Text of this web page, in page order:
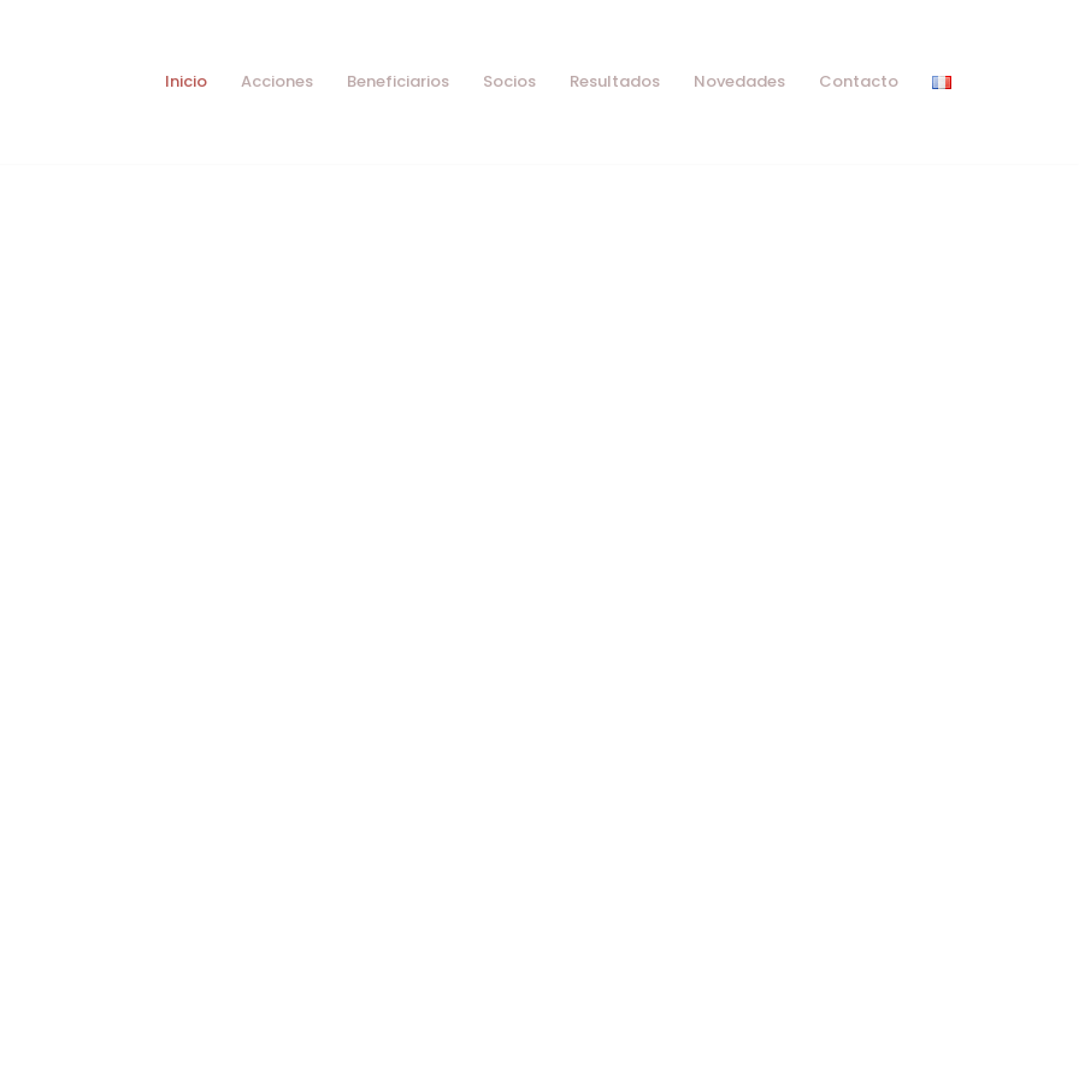
Inicio Acciones Beneficiarios Socios Resultados Novedades Contacto